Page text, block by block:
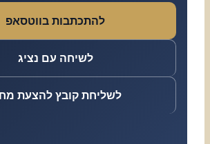
להתכתבות בווטסאפ
לשיחה עם נציג
לשליחת קובץ להצעת